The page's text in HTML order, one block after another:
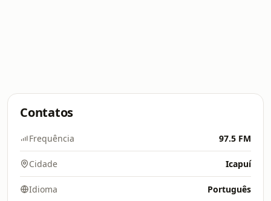
Contatos
Frequência 97.5 FM
Cidade Icapuí
Idioma Português